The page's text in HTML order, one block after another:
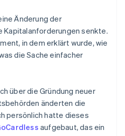
Änderung der
Kapitalanforderungen senkte.
in dem erklärt wurde, wie
die Sache einfacher
über die Gründung neuer
änderten die
persönlich hatte dieses
aufgebaut, das ein